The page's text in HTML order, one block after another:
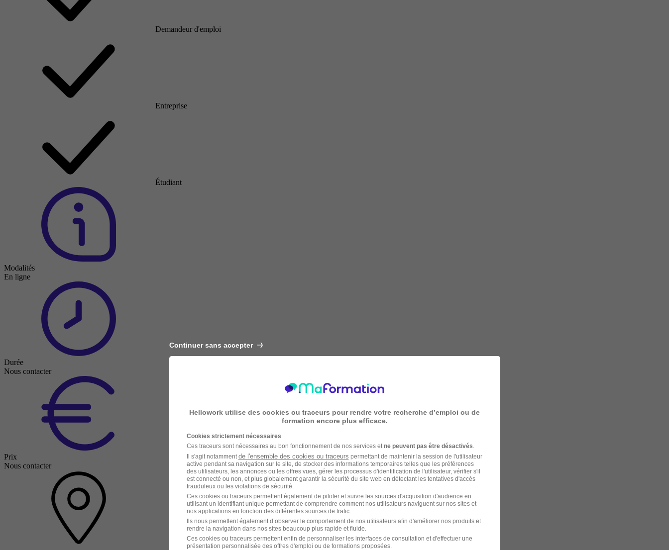
Demandeur d'emploi
Entreprise
Étudiant
Modalités
En ligne
Durée
Nous contacter
Prix
Nous contacter
Continuer sans accepter
Hellowork utilise des cookies ou traceurs pour rendre votre recherche d’emploi ou de
formation encore plus efficace.
Cookies strictement nécessaires
Ces traceurs sont nécessaires au bon fonctionnement de nos services et ne peuvent pas être désactivés
Il s'agit notamment de l'ensemble des cookies ou traceurs permettant de maintenir la session de l'utilisateur
active pendant sa navigation sur le site, de stocker des informations temporaires telles que les préférences
des utilisateurs, les annonces ou les offres vues, gérer les processus d'identification de l'utilisateur, vérifier s'il
est connecté ou non, et plus globalement garantir la sécurité du site web en détectant les tentatives d'accès
frauduleux ou les violations de sécurité.
Ces cookies ou traceurs permettent également de piloter et suivre les sources d'acquisition d'audience en
utilisant un identifiant unique permettant de comprendre comment nos utilisateurs naviguent sur nos sites et
nos applications en fonction des différentes sources de trafic.
Ils nous permettent également d’observer le comportement de nos utilisateurs afin d'améliorer nos produits et
rendre la navigation dans nos sites beaucoup plus rapide et fluide.
Ces cookies ou traceurs permettent enfin de personnaliser les interfaces de consultation et d'effectuer une
présentation personnalisée des offres d'emploi ou de formations proposées.